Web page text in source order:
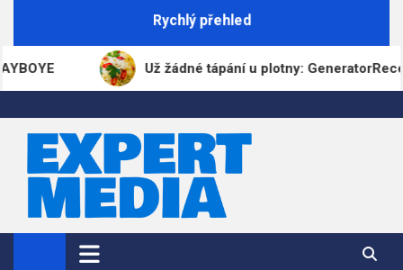
Rychlý přehled
Už žádné tápání u plotny:
ExpertMedia.cz
Magazín informací